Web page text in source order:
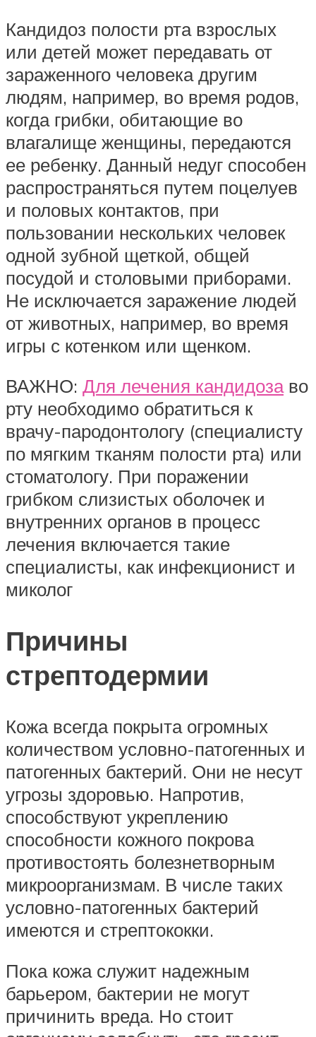
Кандидоз полости рта взрослых
или детей может передавать от
зараженного человека другим
людям, например, во время родов,
когда грибки, обитающие во
влагалище женщины, передаются
ее ребенку. Данный недуг способен
распространяться путем поцелуев
и половых контактов, при
пользовании нескольких человек
одной зубной щеткой, общей
посудой и столовыми приборами.
Не исключается заражение людей
от животных, например, во время
игры с котенком или щенком.
ВАЖНО: Для лечения кандидозаво
рту необходимо обратиться к
врачу-пародонтологу (специалисту
по мягким тканям полости рта) или
стоматологу. При поражении
грибком слизистых оболочек и
внутренних органов в процесс
лечения включается такие
специалисты, как инфекционист и
миколог
Причины
стрептодермии
Кожа всегда покрыта огромных
количеством условно-патогенных и
патогенных бактерий. Они не несут
угрозы здоровью. Напротив,
способствуют укреплению
способности кожного покрова
противостоять болезнетворным
микроорганизмам. В числе таких
условно-патогенных бактерий
имеются и стрептококки.
Пока кожа служит надежным
барьером, бактерии не могут
причинить вреда. Но стоит